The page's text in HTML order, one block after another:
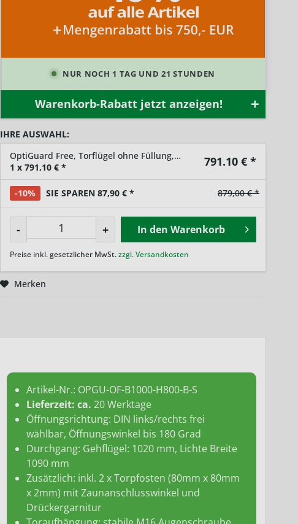
NUR NOCH 1 TAG UND 21 STUNDEN
Warenkorb-Rabatt jetzt anzeigen!
IHRE AUSWAHL:
OptiGuard Free, Torflügel ohne Füllung, Breite 1000mm
1 x 791,10 € * 791.10 € *
-10% SIE SPAREN 87,90 € * 879,00 € *
- + In den Warenkorb
Preise inkl. gesetzlicher MwSt.zzgl. Versandkosten
Merken
Artikel-Nr.: OPGU-OF-B1000-H800-B-S
Lieferzeit: ca.20 Werktage
Öffnungsrichtung: DIN links/rechts frei
wählbar, Öffnungswinkel bis 180 Grad
Durchgang: Gehflügel: 1020 mm, Lichte Breite
1090 mm
Zusätzlich: inkl. 2 x Torpfosten (80mm x 80mm
x 2mm) mit Zaunanschlusswinkel und
Drückergarnitur